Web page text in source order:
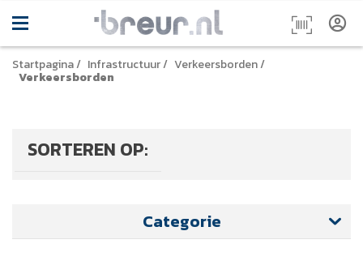
Startpagina/ Infrastructuur/ Verkeersborden/
Verkeersborden
SORTEREN OP:
Categorie